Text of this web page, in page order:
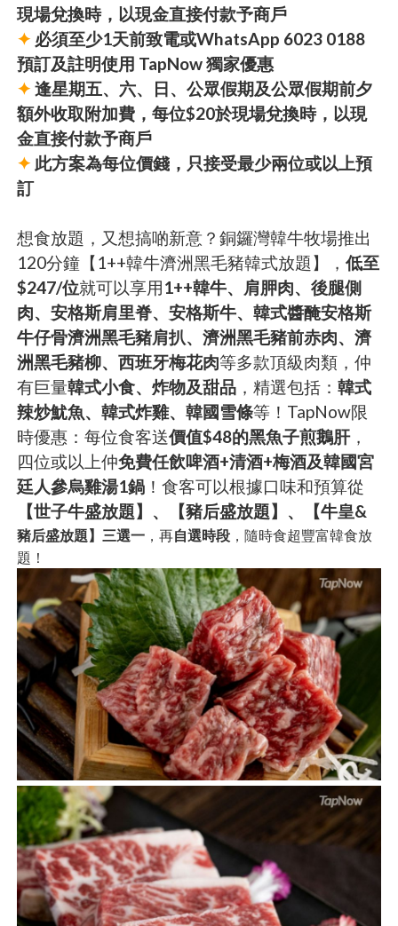
現場兌換時，以現金直接付款予商戶
✦ 必須至少1天前致電或WhatsApp 6023 0188
預訂及註明使用 TapNow 獨家優惠
✦ 逢星期五、六、日、公眾假期及公眾假期前夕
額外收取附加費，每位$20於現場兌換時，以現
金直接付款予商戶
✦ 此方案為每位價錢，只接受最少兩位或以上預
訂
想食放題，又想搞啲新意？銅鑼灣韓牛牧場推出
120分鐘【1++韓牛濟洲黑毛豬韓式放題】，低至
$247/位就可以享用1++韓牛、肩胛肉、後腿側
肉、安格斯肩里脊、安格斯牛、韓式醬醃安格斯
牛仔骨濟洲黑毛豬肩扒、濟洲黑毛豬前赤肉、濟
洲黑毛豬柳、西班牙梅花肉等多款頂級肉類，仲
有巨量韓式小食、炸物及甜品 ，精選包括：韓式
辣炒魷魚、韓式炸雞、韓國雪條等！TapNow限
時優惠：每位食客送價值$48的黑魚子煎鵝肝，
四位或以上仲免費任飲啤酒+清酒+梅酒及韓國宮
廷人參烏雞湯1鍋 ！食客可以根據口味和預算從
【世子牛盛放題】、【豬后盛放題】、【牛皇&
豬后盛放題】三選一 ，再自選時段 ，隨時食超豐富韓食放
題！